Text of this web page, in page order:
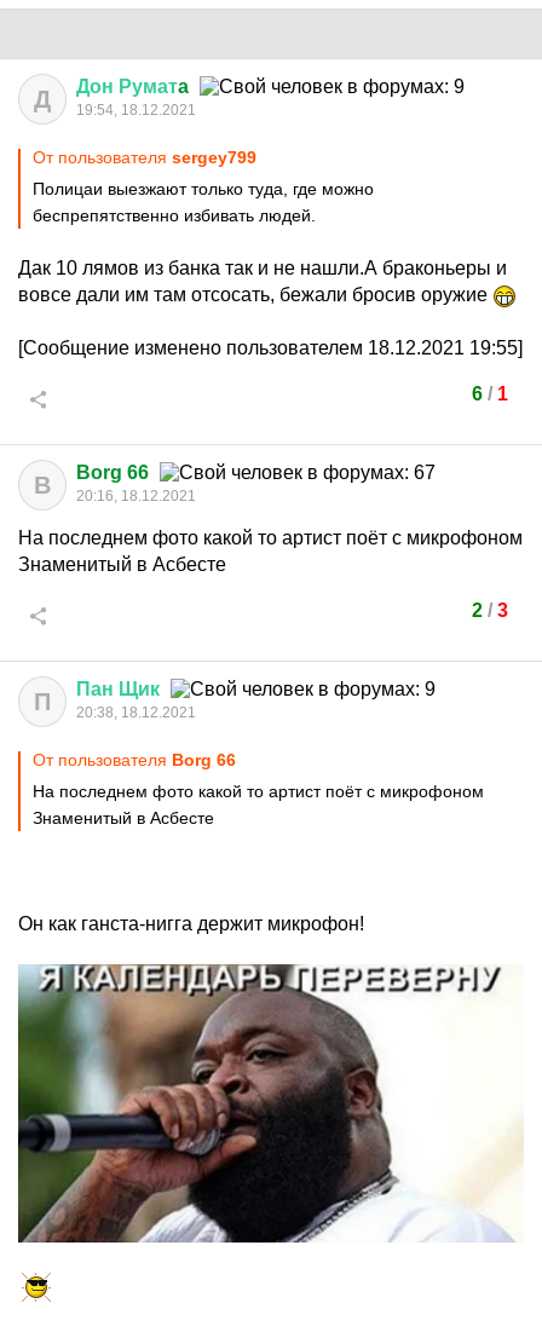
Д Дон Руматa
19:54, 18.12.2021
От пользователя sergey799
Полицаи выезжают только туда, где можно
беспрепятственно избивать людей.
Дак 10 лямов из банка так и не нашли.А браконьеры и
вовсе дали им там отсосать, бежали бросив оружие
[Сообщение изменено пользователем 18.12.2021 19:55]
6/ 1
B Borg 66
20:16, 18.12.2021
На последнем фото какой то артист поёт с микрофоном
Знаменитый в Асбесте
2/ 3
П Пан Щик
20:38, 18.12.2021
От пользователя Borg 66
На последнем фото какой то артист поёт с микрофоном
Знаменитый в Асбесте
Он как ганста-нигга держит микрофон!